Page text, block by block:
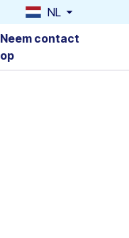
NL
Neem contact
op